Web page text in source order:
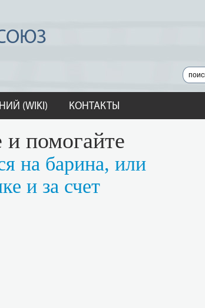
(WIKI) КОНТАКТЫ
и помогайте
на барина, или
и за счет